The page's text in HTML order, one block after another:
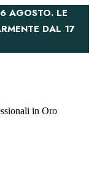
AGOSTO. LE
DAL 17
in Oro